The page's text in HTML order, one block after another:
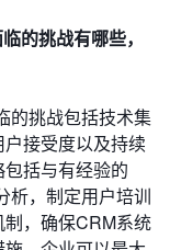
的挑战有哪些，
的挑战包括技术集
接受度以及持续
括与有经验的
析，制定用户培训
，确保CRM系统